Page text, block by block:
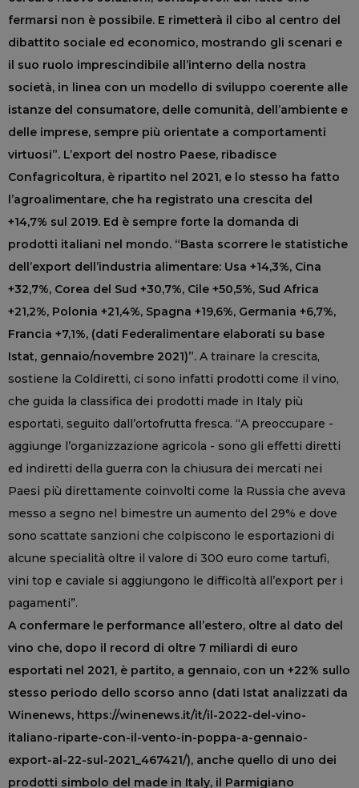
fermarsi non è possibile. E rimetterà il cibo al centro del
dibattito sociale ed economico, mostrando gli scenari e
il suo ruolo imprescindibile all’interno della nostra
società, in linea con un modello di sviluppo coerente alle
istanze del consumatore, delle comunità, dell’ambiente e
delle imprese, sempre più orientate a comportamenti
virtuosi”. L’export del nostro Paese, ribadisce
Confagricoltura, è ripartito nel 2021, e lo stesso ha fatto
l’agroalimentare, che ha registrato una crescita del
+14,7% sul 2019. Ed è sempre forte la domanda di
prodotti italiani nel mondo. “Basta scorrere le statistiche
dell’export dell’industria alimentare: Usa +14,3%, Cina
+32,7%, Corea del Sud +30,7%, Cile +50,5%, Sud Africa
+21,2%, Polonia +21,4%, Spagna +19,6%, Germania +6,7%,
Francia +7,1%, (dati Federalimentare elaborati su base
Istat, gennaio/novembre 2021)”. A trainare la crescita,
sostiene la Coldiretti, ci sono infatti prodotti come il vino,
che guida la classifica dei prodotti made in Italy più
esportati, seguito dall’ortofrutta fresca. “A preoccupare -
aggiunge l’organizzazione agricola - sono gli effetti diretti
ed indiretti della guerra con la chiusura dei mercati nei
Paesi più direttamente coinvolti come la Russia che aveva
messo a segno nel bimestre un aumento del 29% e dove
sono scattate sanzioni che colpiscono le esportazioni di
alcune specialità oltre il valore di 300 euro come tartufi,
vini top e caviale si aggiungono le difficoltà all’export per i
pagamenti”.
A confermare le performance all’estero, oltre al dato del
vino che, dopo il record di oltre 7 miliardi di euro
esportati nel 2021, è partito, a gennaio, con un +22% sullo
stesso periodo dello scorso anno (dati Istat analizzati da
Winenews, https://winenews.it/it/il-2022-del-vino-
italiano-riparte-con-il-vento-in-poppa-a-gennaio-
export-al-22-sul-2021_467421/), anche quello di uno dei
prodotti simbolo del made in Italy, il Parmigiano